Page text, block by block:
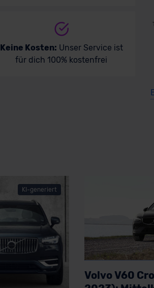
Keine Kosten: Unser Service ist
für dich 100% kostenfrei
KI-generiert
Volvo V60